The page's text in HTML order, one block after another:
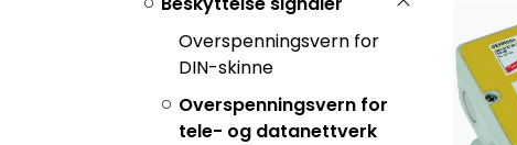
Overspenningsvern for
DIN-skinne
Overspenningsvern for
tele- og datanettverk